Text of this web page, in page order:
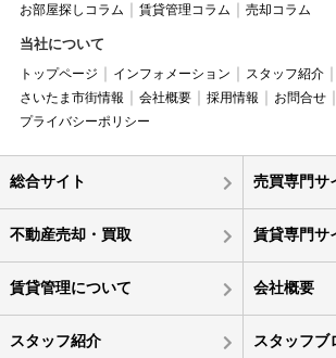
お部屋探しコラム 賃貸管理コラム 売却コラム
当社について
トップページ インフォメーション スタッフ紹介
さいたま市街情報
会社概要 採用情報
お問合せ
プライバシーポリシー
総合サイト 売買専門サ
不動産売却・買取 賃貸専門サ
賃貸管理について 会社概要
スタッフ紹介 スタッフブ